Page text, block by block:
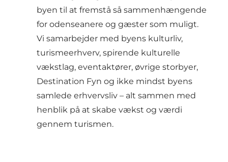
byen til at fremstå så sammenhængende
for odenseanere og gæster som muligt.
Vi samarbejder med byens kulturliv,
turismeerhverv, spirende kulturelle
vækstlag, eventaktører, øvrige storbyer,
Destination Fyn og ikke mindst byens
samlede erhvervsliv – alt sammen med
henblik på at skabe vækst og værdi
gennem turismen.